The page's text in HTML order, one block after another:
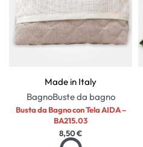
Made in Italy
BagnoBuste da bagno
Busta da Bagno con Tela AIDA –
BA215.03
8,50€